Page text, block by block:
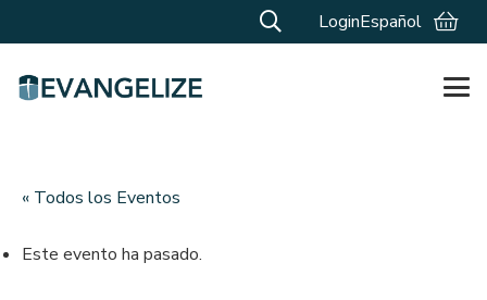
LoginEspañol
« Todos los Eventos
Este evento ha pasado.